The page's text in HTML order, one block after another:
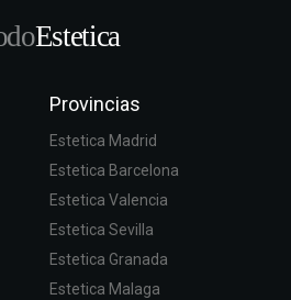
Estetica
Provincias
Estetica Madrid
Estetica Barcelona
Estetica Valencia
Estetica Sevilla
Estetica Granada
Estetica Malaga